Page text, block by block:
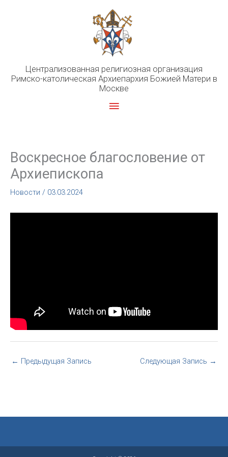
Централизованная религиозная организация
Римско-католическая Архиепархия Божией Матери в
Москве
Главное
Воскресное благословение от
Архиепископа
Новости / 03.03.2024
← Предыдущая Запись Следующая Запись →